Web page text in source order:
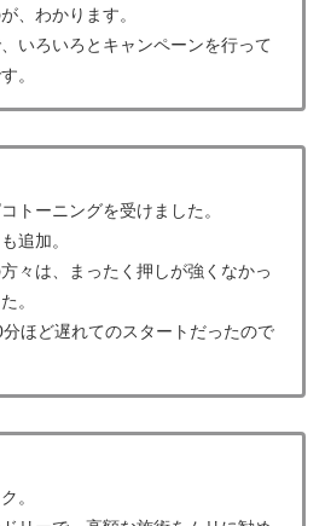
、わかります。
いろいろとキャンペーンを行って
。
トーニングを受けました。
追加。
々は、まったく押しが強くなかっ
。
ほど遅れてのスタートだったので
。